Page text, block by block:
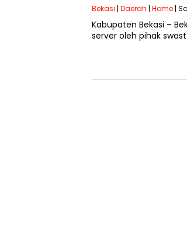
Bekasi | Daerah | Home |
Kabupaten Bekasi –
server oleh pihak